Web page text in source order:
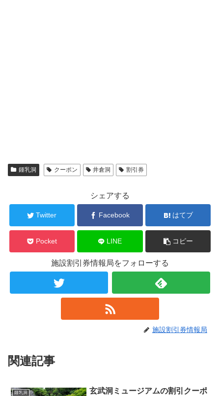
鍾乳洞 クーポン 井倉洞 割引券
シェアする
Twitter Facebook はてブ
Pocket LINE コピー
施設割引券情報局をフォローする
施設割引券情報局
関連記事
鍾乳洞
玄武洞ミュージアムの割引クーポ